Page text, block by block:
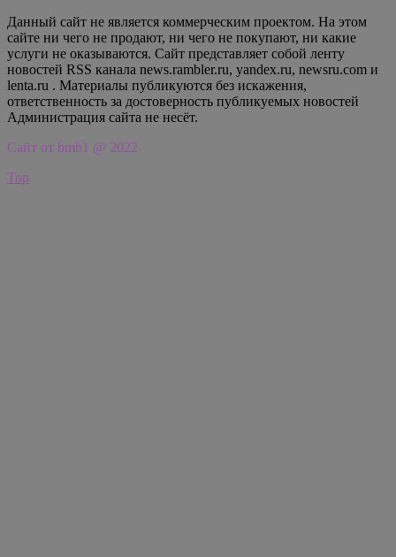
Данный сайт не является коммерческим проектом. На этом
сайте ни чего не продают, ни чего не покупают, ни какие
услуги не оказываются. Сайт представляет собой ленту
новостей RSS канала news.rambler.ru, yandex.ru, newsru.com и
lenta.ru . Материалы публикуются без искажения,
ответственность за достоверность публикуемых новостей
Администрация сайта не несёт.
Сайт от bmb1 @ 2022
Top